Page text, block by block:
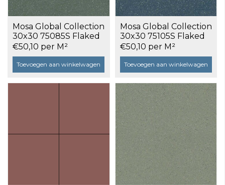
Mosa Global Collection
30x30 75085S Flaked
Mineral Green a 1,17 m²
€50,10 per M²
Toevoegen aan winkelwagen
Mosa Global Collection
30x30 75105S Flaked
Ocean Green a 1,17 m²
€50,10 per M²
Toevoegen aan winkelwagen